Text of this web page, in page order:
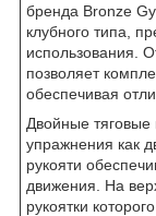
бренда Bronze
клубного типа,
использования.
позволяет
обеспечивая
Двойные
упражнения как
рукояти
движения. На
рукоятки